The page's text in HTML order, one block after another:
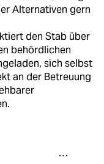
Alternativen gern
den Stab über
behördlichen
sich selbst
an der Betreuung